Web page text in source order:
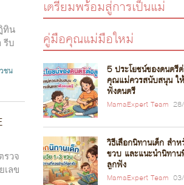
ทิน
รีบ
ชน
รวจ
เลข
เตรียมพร้อมสู่การเป็นแม่
คู่มือคุณแม่มือใหม่
5 ประโยชน์ของดนตรี
คุณแม่ควรสนับสนุน ใ
ฟังดนตรี
MamaExpert Team
วิธีเลือกนิทานเด็ก สำ
ขวบ และแนะนำนิทาน
ลูกฟัง
MamaExpert Team